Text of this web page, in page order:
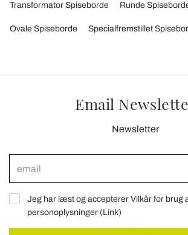
Transformator Spiseborde Runde
Ovale Spiseborde Specialfremstillet
Email
Newsletter
Jeg har læst og accepterer Vilkår for brug
personoplysninger (Link)